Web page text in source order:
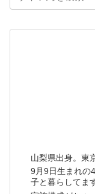
山梨県出身。東
9月9日生まれの
子と暮らしてま